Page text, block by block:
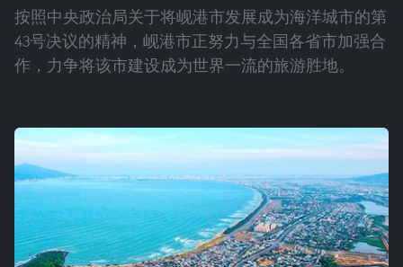
按照中央政治局关于将岘港市发展成为海洋城市的第
43号决议的精神，岘港市正努力与全国各省市加强合
作，力争将该市建设成为世界一流的旅游胜地。